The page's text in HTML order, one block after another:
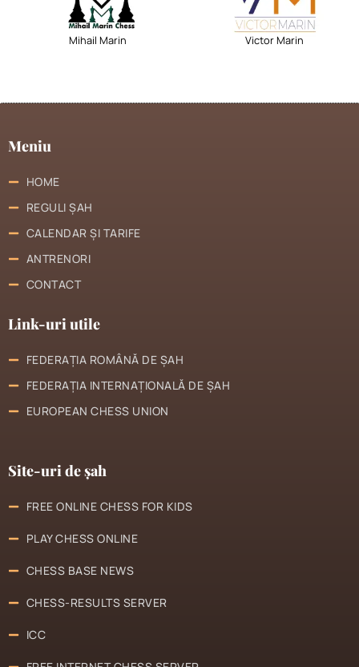
Mihail Marin Victor Marin
Meniu
HOME
REGULI ȘAH
CALENDAR ȘI TARIFE
ANTRENORI
CONTACT
Link-uri utile
FEDERAȚIA ROMÂNĂ DE ȘAH
FEDERAȚIA INTERNAȚIONALĂ DE ȘAH
EUROPEAN CHESS UNION
Site-uri de șah
FREE ONLINE CHESS FOR KIDS
PLAY CHESS ONLINE
CHESS BASE NEWS
CHESS-RESULTS SERVER
ICC